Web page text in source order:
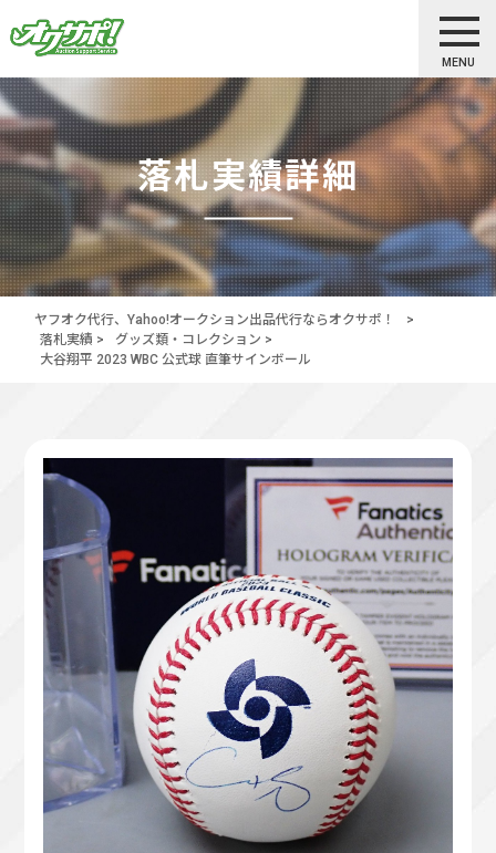
MENU
落札実績詳細
ヤフオク代行、Yahoo!オークション出品代行ならオクサポ！
>
落札実績 > グッズ類・コレクション >
大谷翔平 2023 WBC 公式球 直筆サインボール